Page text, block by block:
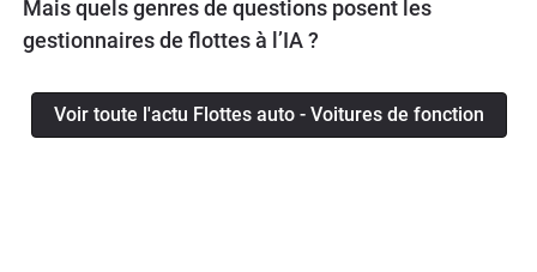
Mais quels genres de questions posent les
gestionnaires de flottes à l’IA ?
Voir toute l'actu Flottes auto - Voitures de fonction